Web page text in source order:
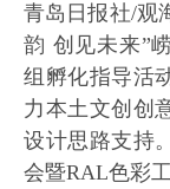
青岛日报社/观
韵 创见未来”
组孵化指导活
力本土文创创
设计思路支持
会暨RAL色彩